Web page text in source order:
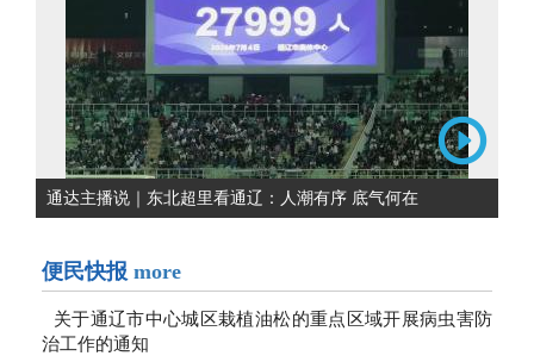
通达主播说｜东北超里看通辽：人潮有序 底气何在
便民快报 more
关于通辽市中心城区栽植油松的重点区域开展病虫害防
治工作的通知